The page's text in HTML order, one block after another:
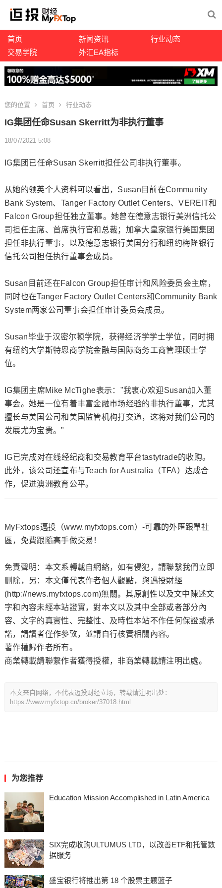
首页 新闻资讯
行业动态
交易学院
外汇EA指标
您的位置 首页 行业动态
IG集团任命Susan Skerritt为非执行董事
18/07/2021 5:08
IG集团已任命Susan Skerritt担任公司非执行董事。
从她的领英个人资料可以看出，Susan目前在Community
Bank System、Tanger Factory Outlet Centers、VEREIT和
Falcon Group担任独立董事。她曾在德意志银行美洲信托公
司担任主席、首席执行官和总裁；加拿大皇家银行美国集团
担任非执行董事，以及德意志银行美国分行和纽约梅隆银行
信托公司担任执行董事会成员。
Susan目前还在Falcon Group担任审计和风险委员会主席，
同时也在Tanger Factory Outlet Centers和Community Bank
System两家公司董事会担任审计委员会成员。
Susan毕业于汉密尔顿学院，获得经济学学士学位，同时拥
有纽约大学斯特恩商学院金融与国际商务工商管理硕士学
位。
IG集团主席Mike McTighe表示："我衷心欢迎Susan加入董
事会。她是一位有着丰富金融市场经验的非执行董事，尤其
擅长与美国公司和美国监管机构打交道，这将对我们公司的
发展尤为宝贵。"
IG已完成对在线经纪商和交易教育平台tastytrade的收购。
此外，该公司还宣布与Teach for Australia（TFA）​达成合
作，促进澳洲教育公平。
MyFxtops邁投（www.myfxtops.com）-可靠的外匯跟單社
區，免費跟隨高手做交易！
免責聲明：本文系轉載自網絡，如有侵犯，請聯繫我們立即
删除，另：本文僅代表作者個人觀點，與邁投財經
(http://news.myfxtops.com)無關。其原創性以及文中陳述文
字和內容未經本站證實，對本文以及其中全部或者部分內
容、文字的真實性、完整性、及時性本站不作任何保證或承
諾，請讀者僅作參攷，並請自行核實相關內容。
著作權歸作者所有。
商業轉載請聯繫作者獲得授權，非商業轉載請注明出處。
本文来自网络，不代表迈投财经立场，转载请注明出处：
https://www.myfxtop.cn/broker/37018.html
为您推荐
Education Mission Accomplished in Latin America
SIX完成收购ULTUMUS LTD，以改善ETF和托管数
据服务
盛宝银行将推出第 18 个股票主题篮子